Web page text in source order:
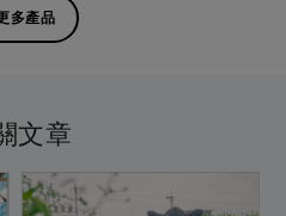
多產品
文章